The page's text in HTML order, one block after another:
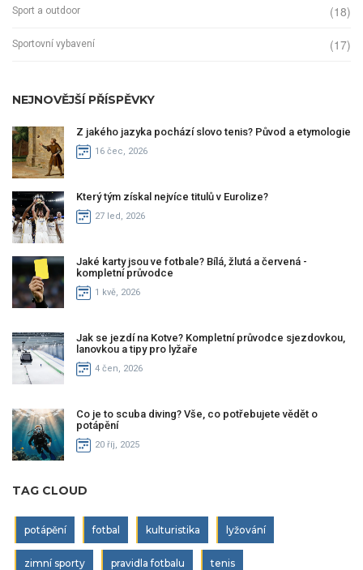
Sport a outdoor (18)
Sportovní vybavení (17)
NEJNOVĚJŠÍ PŘÍSPĚVKY
Z jakého jazyka pochází slovo tenis? Původ a etymologie
16 čec, 2026
Který tým získal nejvíce titulů v Eurolize?
27 led, 2026
Jaké karty jsou ve fotbale? Bílá, žlutá a červená -
kompletní průvodce
1 kvě, 2026
Jak se jezdí na Kotve? Kompletní průvodce sjezdovkou,
lanovkou a tipy pro lyžaře
4 čen, 2026
Co je to scuba diving? Vše, co potřebujete vědět o
potápění
20 říj, 2025
TAG CLOUD
potápění fotbal kulturistika lyžování
zimní sporty pravidla fotbalu tenis